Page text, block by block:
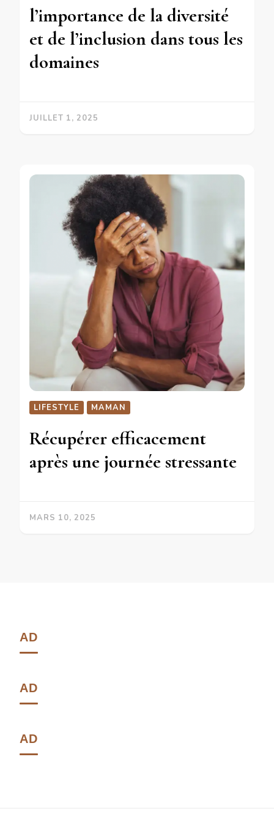
l’importance de la diversité
et de l’inclusion dans tous les
domaines
JUILLET 1, 2025
LIFESTYLE MAMAN
Récupérer efficacement
après une journée stressante
MARS 10, 2025
AD
AD
AD